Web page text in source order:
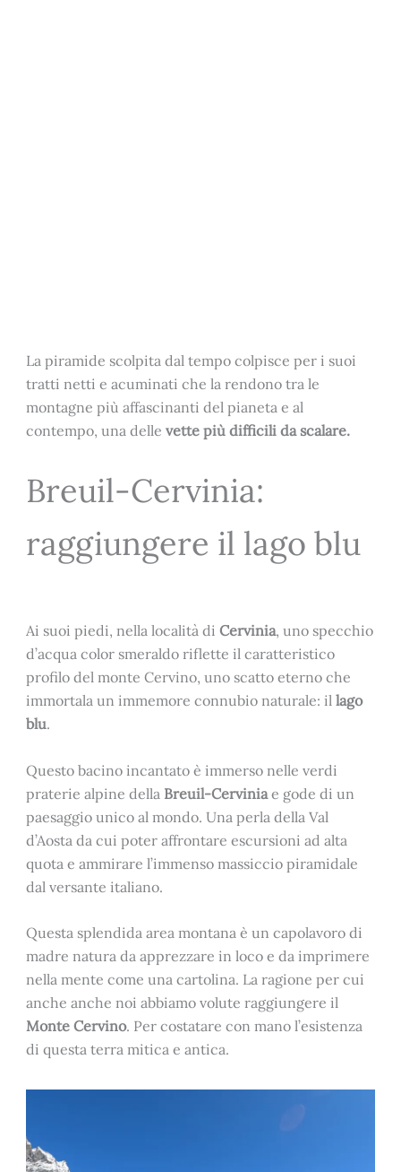
La piramide scolpita dal tempo colpisce per i suoi
tratti netti e acuminati che la rendono tra le
montagne più affascinanti del pianeta e al
contempo, una delle vette più difficili da scalare.
Breuil-Cervinia:
raggiungere il lago blu
Ai suoi piedi, nella località di Cervinia, uno specchio
d’acqua color smeraldo riflette il caratteristico
profilo del monte Cervino, uno scatto eterno che
immortala un immemore connubio naturale: il lago
blu.
Questo bacino incantato è immerso nelle verdi
praterie alpine della Breuil-Cerviniae gode di un
paesaggio unico al mondo. Una perla della Val
d’Aosta da cui poter affrontare escursioni ad alta
quota e ammirare l’immenso massiccio piramidale
dal versante italiano.
Questa splendida area montana è un capolavoro di
madre natura da apprezzare in loco e da imprimere
nella mente come una cartolina. La ragione per cui
anche anche noi abbiamo volute raggiungere il
Monte Cervino. Per costatare con mano l’esistenza
di questa terra mitica e antica.